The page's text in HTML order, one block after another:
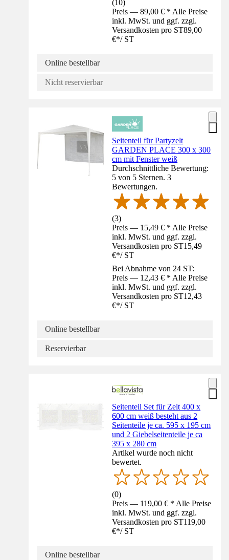
(10)
Preis — 89,00 € * Alle Preise
inkl. MwSt. und ggf. zzgl.
Versandkosten pro ST89,00
€*/ ST
Online bestellbar
Nicht reservierbar
Seitenteil für Partyzelt
GARDEN PLACE 300 x 300
cm mit Fenster weiß
Durchschnittliche Bewertung:
5 von 5 Sternen. 3
Bewertungen.
(3)
Preis — 15,49 € * Alle Preise
inkl. MwSt. und ggf. zzgl.
Versandkosten pro ST15,49
€*/ ST
Bei Abnahme von 24 ST:
Preis — 12,43 € * Alle Preise
inkl. MwSt. und ggf. zzgl.
Versandkosten pro ST12,43
€*/ ST
Online bestellbar
Reservierbar
Seitenteil Set für Zelt 400 x
600 cm weiß besteht aus 2
Seitenteile je ca. 595 x 195 cm
und 2 Giebelseitenteile je ca
395 x 280 cm
Artikel wurde noch nicht
bewertet.
(0)
Preis — 119,00 € * Alle Preise
inkl. MwSt. und ggf. zzgl.
Versandkosten pro ST119,00
€*/ ST
Online bestellbar